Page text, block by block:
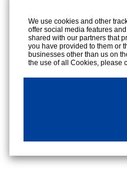
We use cookies and other
offer social media features
shared with our partners that
you have provided to them or
businesses other than us on
the use of all Cookies, please